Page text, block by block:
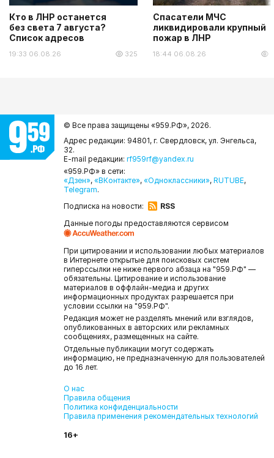
Кто в ЛНР останется
без света 7 августа?
Список адресов
19:33 06.08.26 325
Спасатели МЧС
ликвидировали крупный
пожар в ЛНР
18:44 06.08.26
© Все права защищены «959.РФ», 2026.
Адрес редакции: 94801, г. Свердловск, ул. Энгельса,
32.
E-mail редакции: rf959rf@yandex.ru
«959.РФ» в сети:
«Дзен», «ВКонтакте», «Одноклассники», RUTUBE,
Telegram.
Подписка на новости:
RSS
Данные погоды предоставляются сервисом
При цитировании и использовании любых материалов
в Интернете открытые для поисковых систем
гиперссылки не ниже первого абзаца на "959.РФ" —
обязательны. Цитирование и использование
материалов в оффлайн-медиа и других
информационных продуктах разрешается при
условии ссылки на "959.РФ".
Редакция может не разделять мнений или взглядов,
опубликованных в авторских или рекламных
сообщениях, размещенных на сайте.
Отдельные публикации могут содержать
информацию, не предназначенную для пользователей
до 16 лет.
О нас
Правила общения
Политика конфиденциальности
Правила применения рекомендательных технологий
16+